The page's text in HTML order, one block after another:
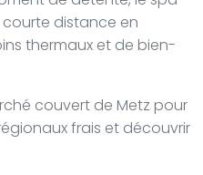
courte distance en
thermaux et de bien-
couvert de Metz pour
frais et découvrir